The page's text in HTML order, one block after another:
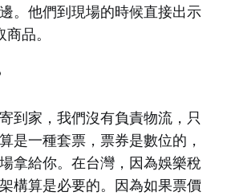
。他們到現場的時候直接出示
品。
到家，我們沒有負責物流，只
是一種套票，票券是數位的，
拿給你。在台灣，因為娛樂稅
構算是必要的。因為如果票價